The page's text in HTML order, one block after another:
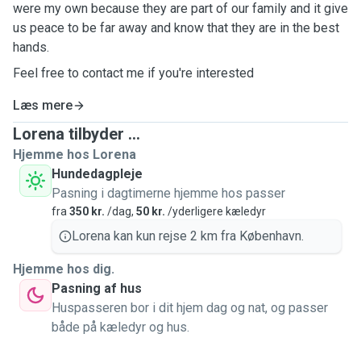
were my own because they are part of our family and it give
us peace to be far away and know that they are in the best
hands.
Feel free to contact me if you're interested
Læs mere
Lorena tilbyder ...
Hjemme hos Lorena
Hundedagpleje
Pasning i dagtimerne hjemme hos passer
fra 350 kr. /dag, 50 kr. /yderligere kæledyr
Lorena kan kun rejse 2 km fra København.
Hjemme hos dig.
Pasning af hus
Huspasseren bor i dit hjem dag og nat, og passer
både på kæledyr og hus.